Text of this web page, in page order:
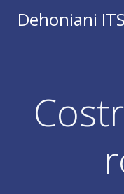
Dehoniani ITS